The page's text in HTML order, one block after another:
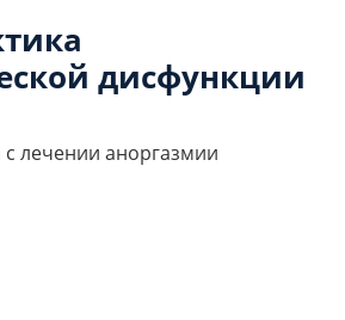
дисфункции